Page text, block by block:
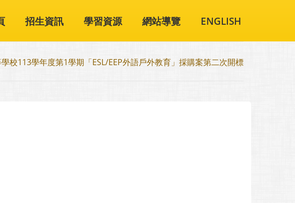
招生資訊 學習資源 網站導覽 ENGLISH
校113學年度第1學期「ESL/EEP外語戶外教育」採購案第二次開標